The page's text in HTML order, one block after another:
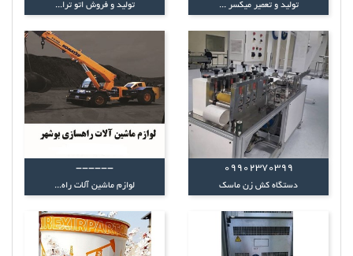
تولید و تعمیر میکسر ... تولید و فروش اتو ترا...
09902370399
دستگاه کش زن ماسک
------
لوازم ماشین آلات راه...